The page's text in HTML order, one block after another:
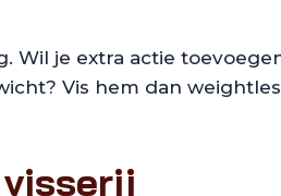
Wil je extra actie
Vis hem dan